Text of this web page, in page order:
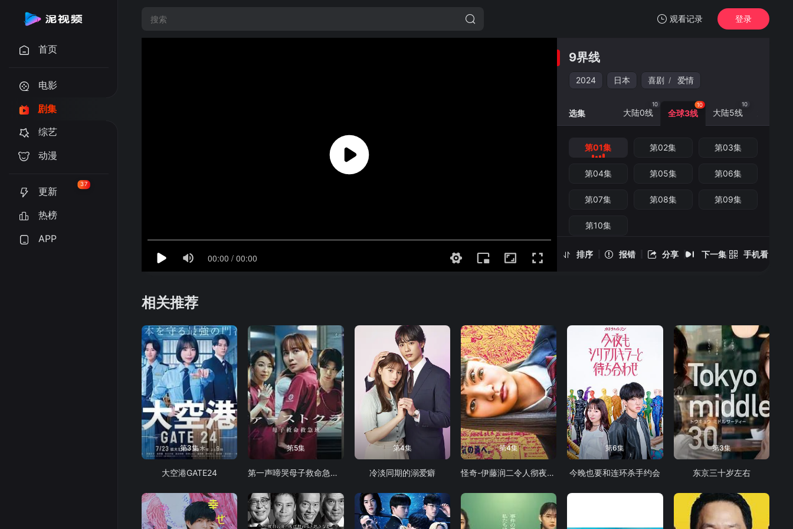
观看记录
我的观影记录
第01集
9界线
登录
首页
电影
剧集
综艺
动漫
更新
37
热榜
APP
9界线
2024 日本 喜剧 / 爱情
排序 报错 分享 下一集 手机看
9界线 -第01集
手机扫一扫继续看
选集 大陆0线
10
全球3线
10
大陆5线
10
第01集 第02集 第03集
第04集 第05集 第06集
第07集 第08集 第09集
第10集
相关推荐
第3集
大空港GATE24
第5集
第一声啼哭母子救命急救班
第4集
冷淡同期的溺爱癖
第4集
怪奇-伊藤润二令人彻夜难眠的奇异故事
第6集
今晚也要和连环杀手约会
第3集
东京三十岁左右